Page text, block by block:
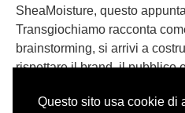
Questo sito usa cookie di
SheaMoisture, questo
Transgiochiamo racconta
brainstorming, si arrivi a
rispettare il brand, il pubblico